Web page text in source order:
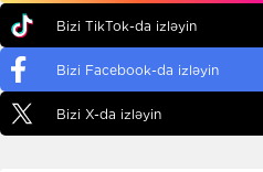
Bizi TikTok-da izləyin
Bizi Facebook-da izləyin
Bizi X-da izləyin